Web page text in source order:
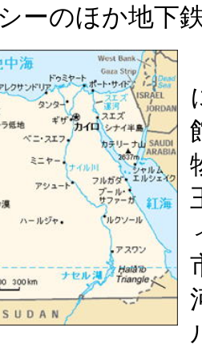
ーのほか地下